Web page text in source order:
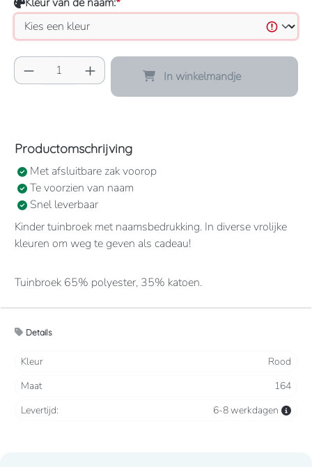
Producthoeveelheid: Voer de gewenste
In winkelmandje
Productomschrijving
Met afsluitbare zak voorop
Te voorzien van naam
Snel leverbaar
Kinder tuinbroek met naamsbedrukking. In diverse vrolijke
kleuren om weg te geven als cadeau!
Tuinbroek 65% polyester, 35% katoen.
Verkrijgbaar vanaf maat 86 t/m 164
Wij drukken standaard met lettertype CooperBlack
Details
Kleur
Rood
Maat
164
Levertijd:
6-8 werkdagen